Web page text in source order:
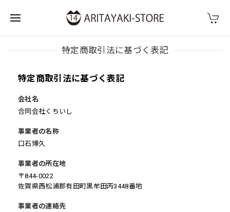
特定商取引法に基づく表記
特定商取引法に基づく表記
会社名
合同会社くちいし
事業者の名称
口石博久
事業者の所在地
〒844-0022
佐賀県西松浦郡有田町黒牟田丙3448番地
事業者の連絡先